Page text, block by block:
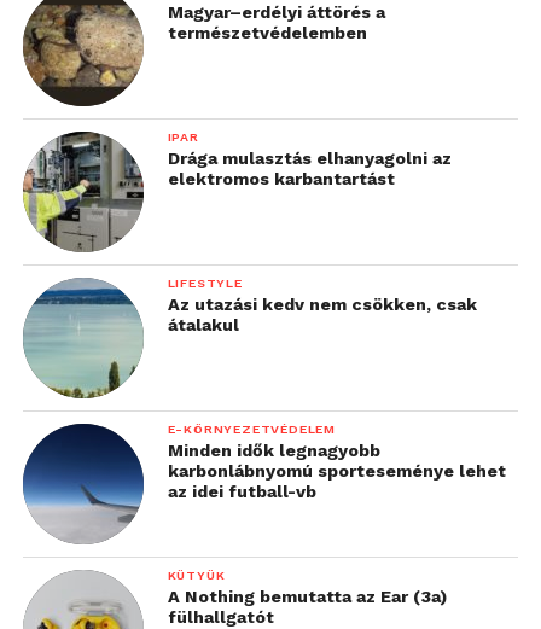
Magyar–erdélyi áttörés a
természetvédelemben
IPAR
Drága mulasztás elhanyagolni az
elektromos karbantartást
LIFESTYLE
Az utazási kedv nem csökken, csak
átalakul
E-KÖRNYEZETVÉDELEM
Minden idők legnagyobb
karbonlábnyomú sporteseménye lehet
az idei futball-vb
KÜTYÜK
A Nothing bemutatta az Ear (3a)
fülhallgatót